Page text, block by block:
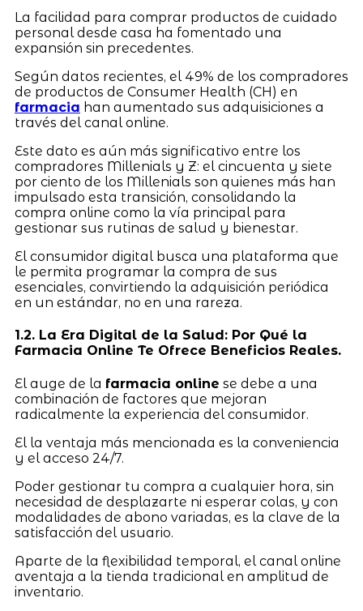
La facilidad para comprar productos de cuidado
personal desde casa ha fomentado una
expansión sin precedentes.
Según datos recientes, el 49% de los compradores
de productos de Consumer Health (CH) en
farmacia han aumentado sus adquisiciones a
través del canal online.
Este dato es aún más significativo entre los
compradores Millenials y Z: el cincuenta y siete
por ciento de los Millenials son quienes más han
impulsado esta transición, consolidando la
compra online como la vía principal para
gestionar sus rutinas de salud y bienestar.
El consumidor digital busca una plataforma que
le permita programar la compra de sus
esenciales, convirtiendo la adquisición periódica
en un estándar, no en una rareza.
1.2. La Era Digital de la Salud: Por Qué la
Farmacia Online Te Ofrece Beneficios Reales.
El auge de la farmacia online se debe a una
combinación de factores que mejoran
radicalmente la experiencia del consumidor.
El la ventaja más mencionada es la conveniencia
y el acceso 24/7.
Poder gestionar tu compra a cualquier hora, sin
necesidad de desplazarte ni esperar colas, y con
modalidades de abono variadas, es la clave de la
satisfacción del usuario.
Aparte de la flexibilidad temporal, el canal online
aventaja a la tienda tradicional en amplitud de
inventario.